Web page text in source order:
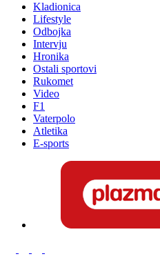
Kladionica
Lifestyle
Odbojka
Intervju
Hronika
Ostali sportovi
Rukomet
Video
F1
Vaterpolo
Atletika
E-sports